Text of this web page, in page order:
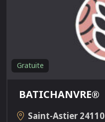
Gratuite
BATICHANVRE®
Saint-Astier 24110